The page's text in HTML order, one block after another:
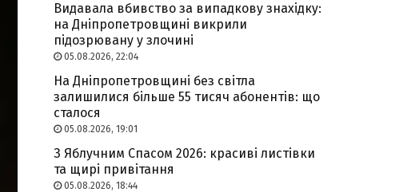
Видавала вбивство за випадкову знахідку:
на Дніпропетровщині викрили
підозрювану у злочині
05.08.2026, 22:04
На Дніпропетровщині без світла
залишилися більше 55 тисяч абонентів: що
сталося
05.08.2026, 19:01
З Яблучним Спасом 2026: красиві листівки
та щирі привітання
05.08.2026, 18:44